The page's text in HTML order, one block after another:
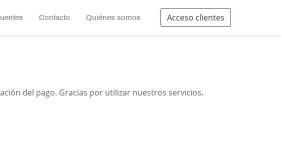
Contacto Quiénes somos Acceso clientes
del pago. Gracias por utilizar nuestros servicios.